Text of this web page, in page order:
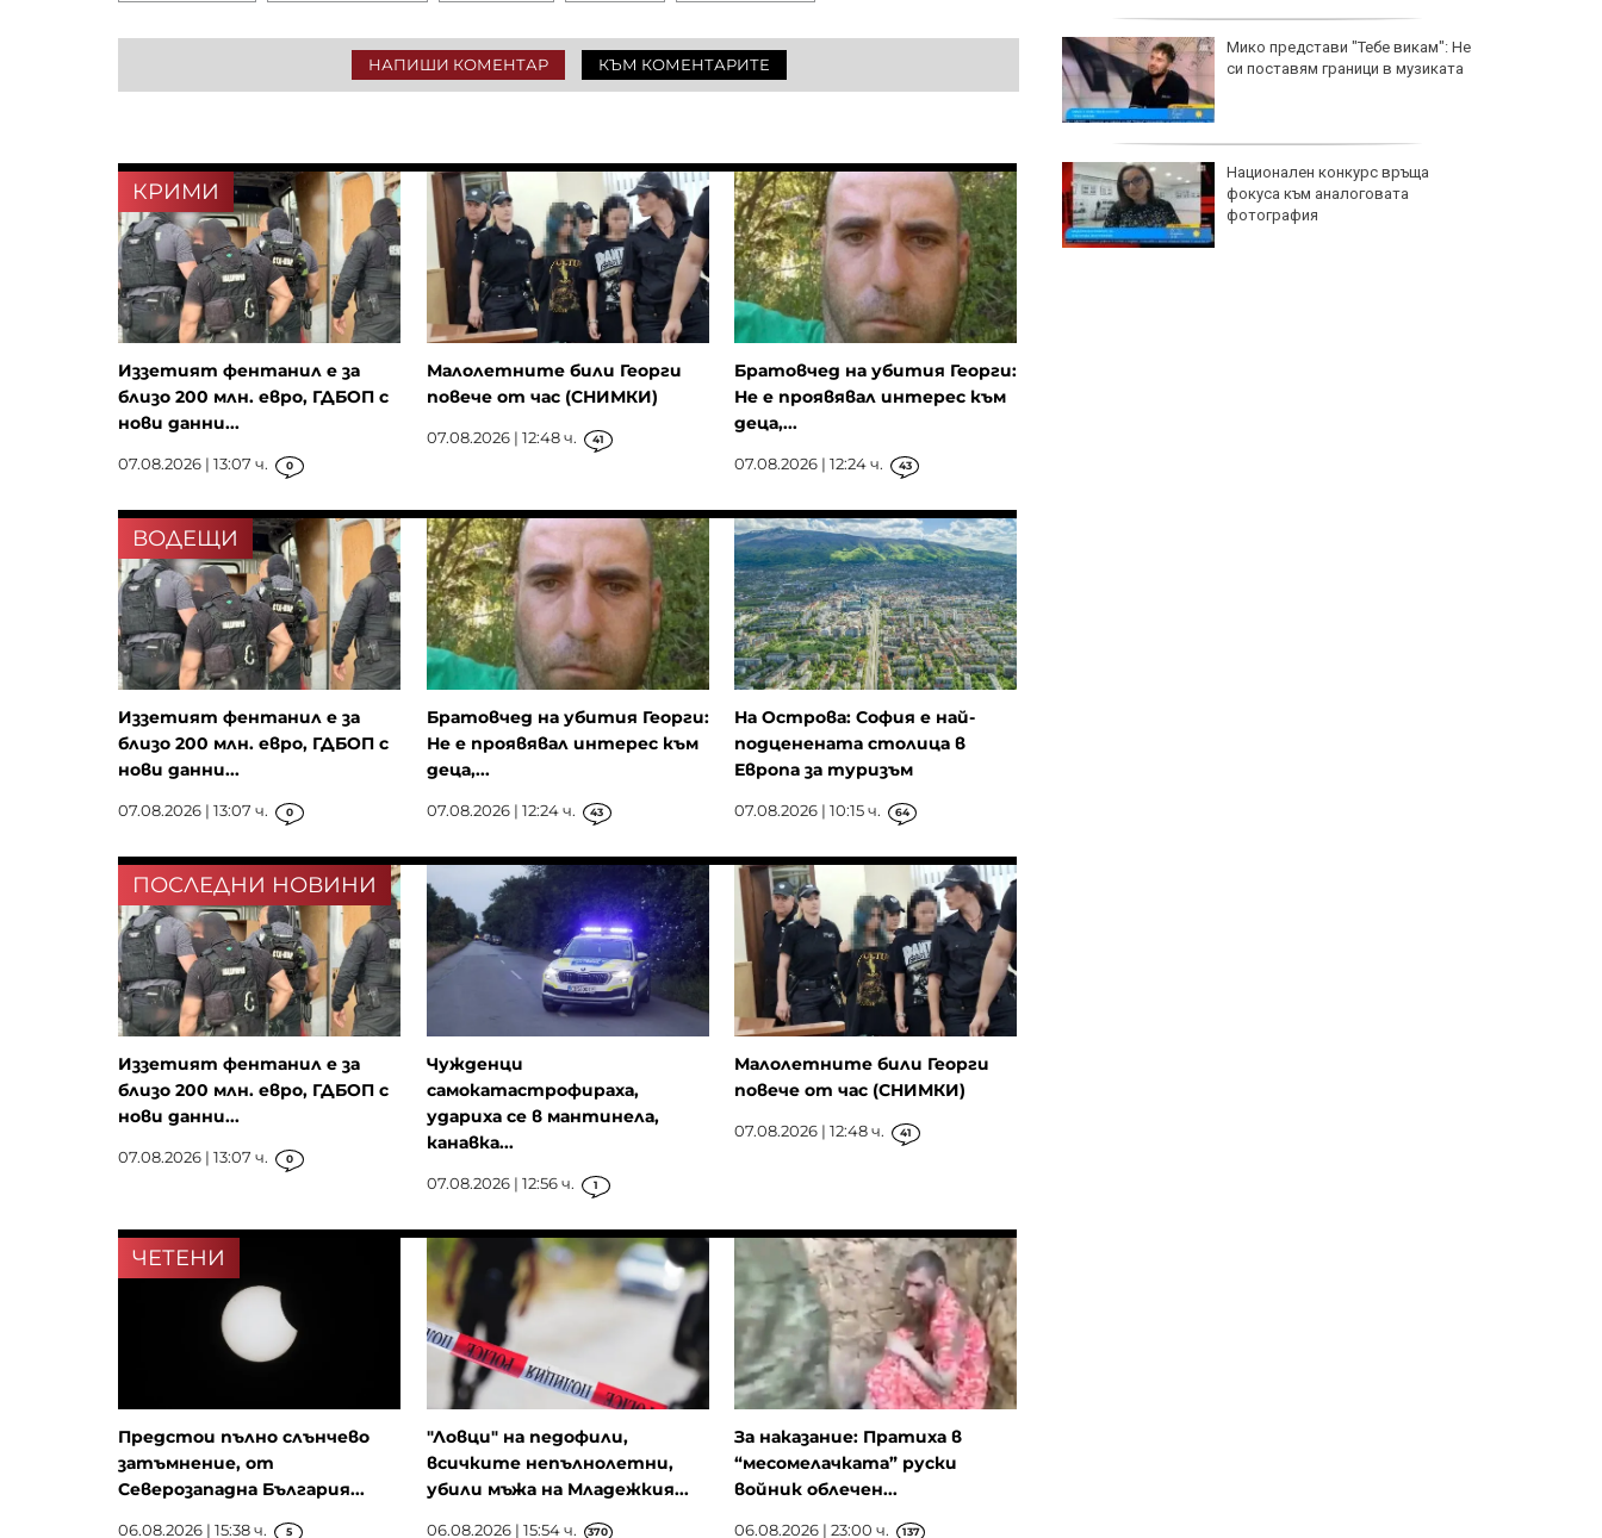
НАПИШИ КОМЕНТАР КЪМ КОМЕНТАРИТЕ
Корпоративните печалби в
силния си ръст от 2022 г.
Оборотите в търговията на
дребно у нас се забавят през
юни
Мико представи "Тебе викам": Не
си поставям граници в музиката
Национален конкурс връща
фокуса към аналоговата
фотография
КРИМИ
Иззетият фентанил е за
близо 200 млн. евро, ГДБОП с
нови данни...
07.08.2026 | 13:07 ч. 0
Малолетните били Георги
повече от час (СНИМКИ)
07.08.2026 | 12:48 ч. 41
Братовчед на убития Георги:
Не е проявявал интерес към
деца,...
07.08.2026 | 12:24 ч. 43
ВОДЕЩИ
Иззетият фентанил е за
близо 200 млн. евро, ГДБОП с
нови данни...
07.08.2026 | 13:07 ч. 0
Братовчед на убития Георги:
Не е проявявал интерес към
деца,...
07.08.2026 | 12:24 ч. 43
На Острова: София е най-
подценената столица в
Европа за туризъм
07.08.2026 | 10:15 ч. 64
ПОСЛЕДНИ НОВИНИ
Иззетият фентанил е за
близо 200 млн. евро, ГДБОП с
нови данни...
07.08.2026 | 13:07 ч. 0
Чужденци
самокатастрофираха,
удариха се в мантинела,
канавка...
07.08.2026 | 12:56 ч. 1
Малолетните били Георги
повече от час (СНИМКИ)
07.08.2026 | 12:48 ч. 41
ЧЕТЕНИ
Предстои пълно слънчево
затъмнение, от
Северозападна България...
06.08.2026 | 15:38 ч. 5
"Ловци" на педофили,
всичките непълнолетни,
убили мъжа на Младежкия...
06.08.2026 | 15:54 ч. 370
За наказание: Пратиха в
“месомелачката” руски
войник облечен...
06.08.2026 | 23:00 ч. 137